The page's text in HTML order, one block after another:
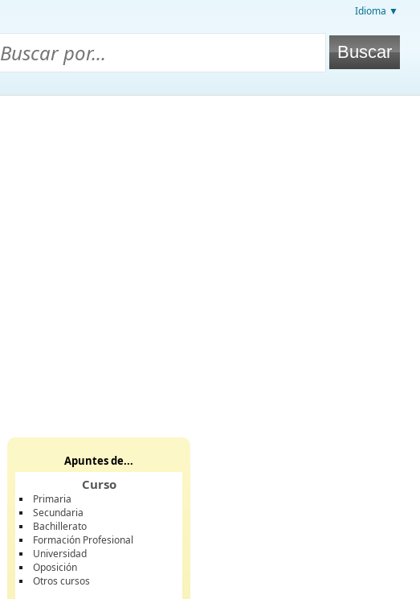
Idioma ▼
Apuntes de...
Curso
Primaria
Secundaria
Bachillerato
Formación Profesional
Universidad
Oposición
Otros cursos